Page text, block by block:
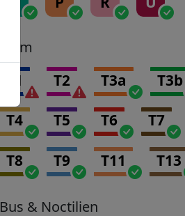
Tram
T1 T2 T3a T3b
T4 T5 T6 T7
T8 T9 T11 T13
Bus & Noctilien